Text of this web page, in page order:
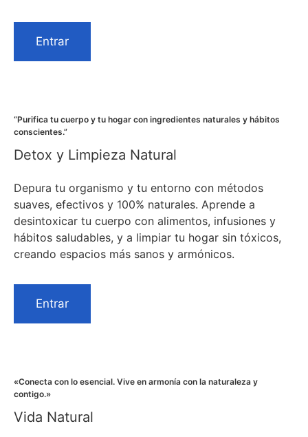
Entrar
“Purifica tu cuerpo y tu hogar con ingredientes naturales y hábitos
conscientes.”
Detox y Limpieza Natural
Depura tu organismo y tu entorno con métodos
suaves, efectivos y 100% naturales. Aprende a
desintoxicar tu cuerpo con alimentos, infusiones y
hábitos saludables, y a limpiar tu hogar sin tóxicos,
creando espacios más sanos y armónicos.
Entrar
«Conecta con lo esencial. Vive en armonía con la naturaleza y
contigo.»
Vida Natural